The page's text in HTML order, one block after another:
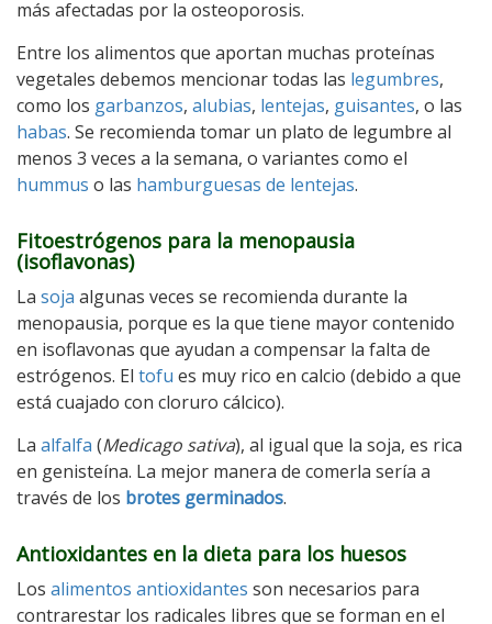
más afectadas por la osteoporosis.
Entre los alimentos que aportan muchas proteínas
vegetales debemos mencionar todas las legumbres,
como los garbanzos, alubias, lentejas, guisantes, o las
habas. Se recomienda tomar un plato de legumbre al
menos 3 veces a la semana, o variantes como el
hummus o las hamburguesas de lentejas.
Fitoestrógenos para la menopausia
(isoflavonas)
La soja algunas veces se recomienda durante la
menopausia, porque es la que tiene mayor contenido
en isoflavonas que ayudan a compensar la falta de
estrógenos. El tofu es muy rico en calcio (debido a que
está cuajado con cloruro cálcico).
La alfalfa (Medicago sativa), al igual que la soja, es rica
en genisteína. La mejor manera de comerla sería a
través de los brotes germinados.
Antioxidantes en la dieta para los huesos
Los alimentos antioxidantes son necesarios para
contrarestar los radicales libres que se forman en el